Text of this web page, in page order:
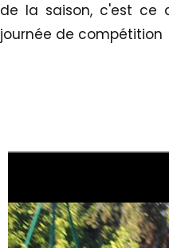
de la saison, c'est ce
journée de compétition